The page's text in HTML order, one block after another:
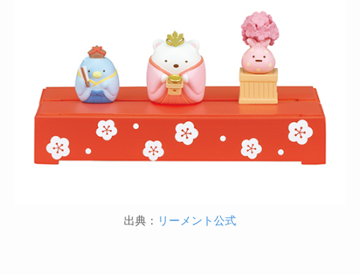
出典： リーメント公式